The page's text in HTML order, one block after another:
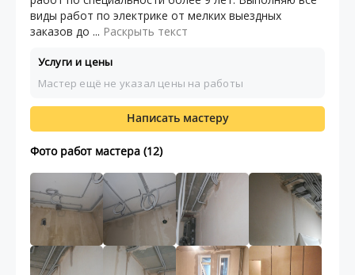
виды работ по электрике от мелких выездных
заказов до ... Раскрыть текст
Услуги и цены
Мастер ещё не указал цены на работы
Написать мастеру
Фото работ мастера (12)